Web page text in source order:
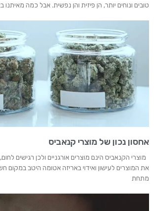
טובים ונוחים יותר, הן פיזית והן נפשית. אבל כמה
אחסון נכון של מוצרי קנאביס
מוצרי הקנאביס הינם מוצרים אורגניים ולכן רגישים
את המוצרים לעישון ואידוי באריזה אטומה היטב במקום
מתחת